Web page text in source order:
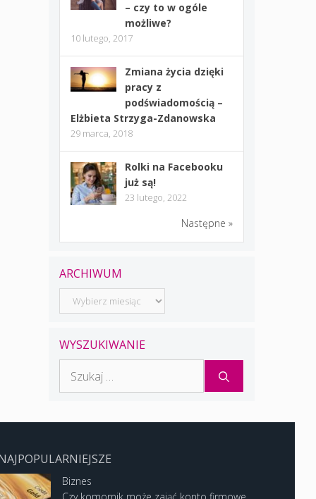
– czy to w ogóle
możliwe?
10 lutego, 2017
Zmiana życia dzięki
pracy z
podświadomością –
Elżbieta Strzyga-Zdanowska
29 marca, 2018
Rolki na Facebooku
już są!
23 lutego, 2022
Następne »
ARCHIWUM
Archiwum
WYSZUKIWANIE
Biznes